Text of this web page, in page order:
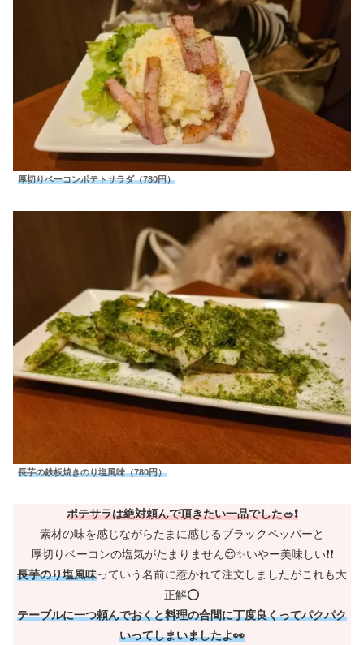
厚切りベーコンポテトサラダ（780円）
長芋の鉄板焼きのり塩風味（780円）
ポテサラは絶対頼んで頂きたい一品でした🥗❗
素材の味を感じながらたまに感じるブラックペッパーと
厚切りベーコンの塩気がたまりません😍✨いやー美味しい❗❗
長芋のり塩風味っていう名前に惹かれて注文しましたがこれも大
正解⭕
テーブルに一つ頼んでおくと料理の合間に丁度良くってパクパク
いってしまいましたよ👀